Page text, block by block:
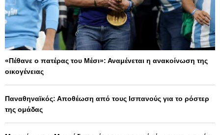
«Πέθανε ο πατέρας του Μέσι»: Αναμένεται η ανακοίνωση της
οικογένειας
Παναθηναϊκός: Αποθέωση από τους Ισπανούς για το ρόστερ
της ομάδας